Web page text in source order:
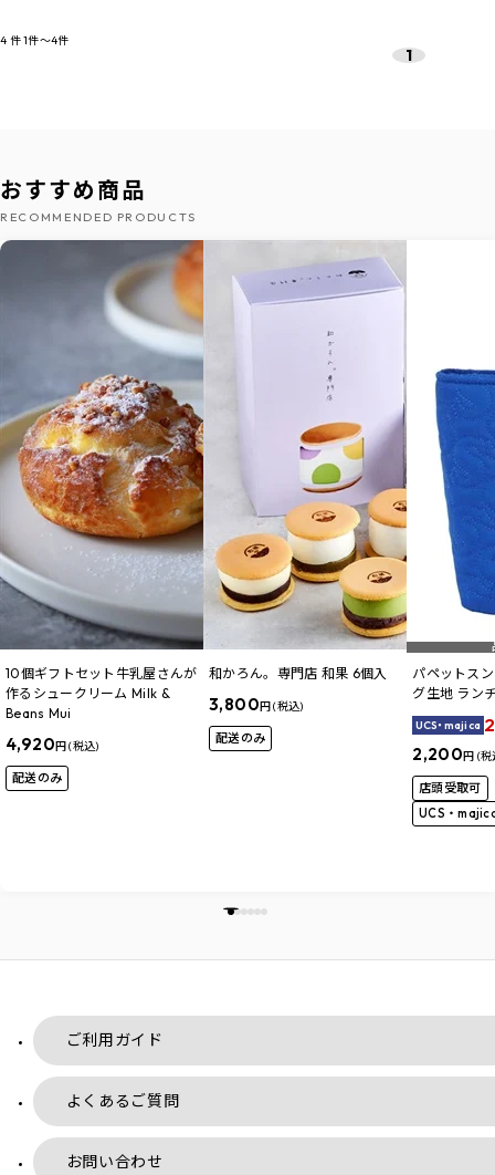
4 件1件～4件
1
おすすめ商品
RECOMMENDED PRODUCTS
10個ギフトセット牛乳屋さんが
作るシュークリーム Milk &
Beans Mui
4,920円 (税込)
配送のみ
和かろん。専門店 和果 6個入
3,800円 (税込)
配送のみ
パペットス
グ生地 ラン
UCS・majica
2,200円 (税
店頭受取可
UCS・
ご利用ガイド
よくあるご質問
お問い合わせ